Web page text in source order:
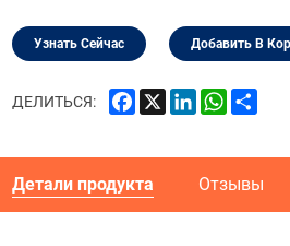
Узнать Сейчас Добавить В
ДЕЛИТЬСЯ: Facebook
X LinkedInWhatsApp
Детали продукта Отзывы